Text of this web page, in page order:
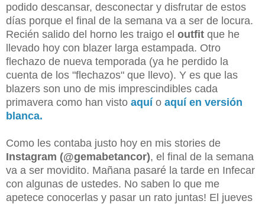
podido descansar, desconectar y disfrutar de estos
días porque el final de la semana va a ser de locura.
Recién salido del horno les traigo el outfit que he
llevado hoy con blazer larga estampada. Otro
flechazo de nueva temporada (ya he perdido la
cuenta de los "flechazos" que llevo). Y es que las
blazers son uno de mis imprescindibles cada
primavera como han visto aquío aquí en versión
blanca.
Como les contaba justo hoy en mis stories de
Instagram (@gemabetancor), el final de la semana
va a ser movidito. Mañana pasaré la tarde en Infecar
con algunas de ustedes. No saben lo que me
apetece conocerlas y pasar un rato juntas! El jueves